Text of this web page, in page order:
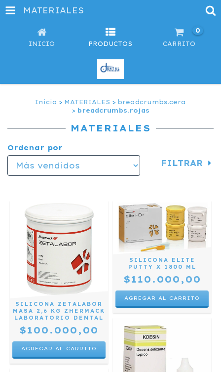
MATERIALES
INICIO PRODUCTOS CARRITO
0
Inicio > MATERIALES > breadcrumbs.cera
> breadcrumbs.rojas
MATERIALES
Ordenar por
FILTRAR
SILICONA ZETALABOR
MASA 2,6 KG ZHERMACK
LABORATORIO DENTAL
$100.000,00
SILICONA ELITE
PUTTY X 1800 ML
$110.000,00